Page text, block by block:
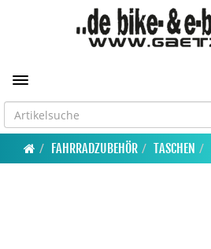
Toggle navigation
FAHRRADZUBEHÖR TASCHEN